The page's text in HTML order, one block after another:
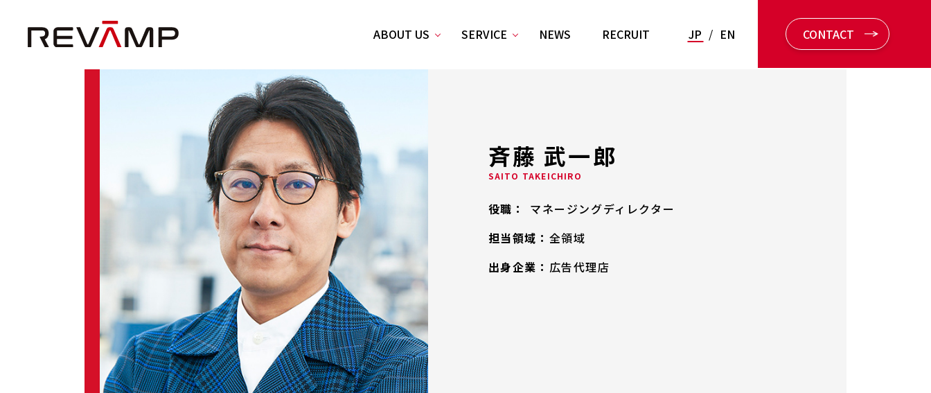
ABOUT US SERVICE NEWS RECRUIT JP / EN CONTACT
斉藤 武一郎
SAITO TAKEICHIRO
役職：
マネージングディレクター
担当領域： 全領域
出身企業： 広告代理店